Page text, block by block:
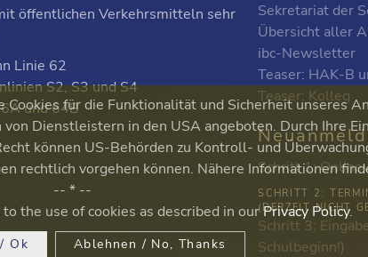
öffentlichen Verkehrsmitteln sehr
Linie 62
S2, S3 und S4
und 64B
Sekretariat der
Übersicht aller
ibc-Newsletter
Teaser: HAK-B
Teaser: Kolleg
Schritt 1:
SCHRITT 2:
(DERZEIT NICHT
Schritt 3:
Schulbeginn!)
für die Funktionalität und Sicherheit unseres
Dienstleistern in den USA angeboten. Durch Ihre
können US-Behörden zu Kontroll- und
rechtlich vorgehen können. Nähere Informationen
-- * --
the use of cookies as described in ourPrivacy Policy.
Ok Ablehnen / No, Thanks